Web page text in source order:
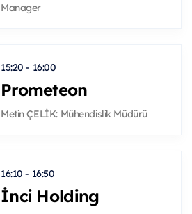
Manager
15:20 - 16:00
Prometeon
Metin ÇELİK: Mühendislik Müdürü
16:10 - 16:50
İnci Holding